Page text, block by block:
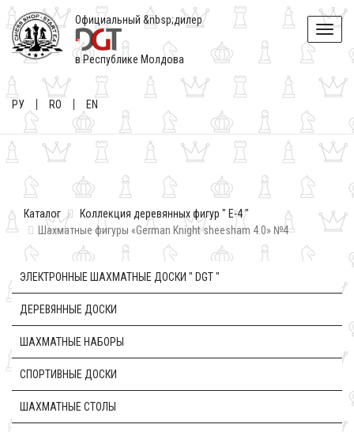
Toggle
Официальный &nbsp;дилер
в Республике Молдова
РУ RO EN
Каталог
Коллекция деревянных фигур " E-4 "
Шахматные фигуры «German Knight sheesham 4.0» №4
ЭЛЕКТРОННЫЕ ШАХМАТНЫЕ ДОСКИ " DGT "
ДЕРЕВЯННЫЕ ДОСКИ
ШАХМАТНЫЕ НАБОРЫ
CПОРТИВНЫЕ ДОСКИ
ШАХМАТНЫЕ СТОЛЫ